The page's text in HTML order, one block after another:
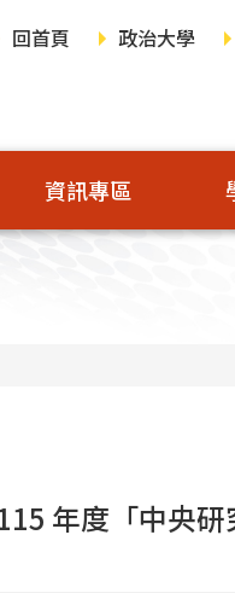
回首頁
政治大學
資訊專區
年度「中央